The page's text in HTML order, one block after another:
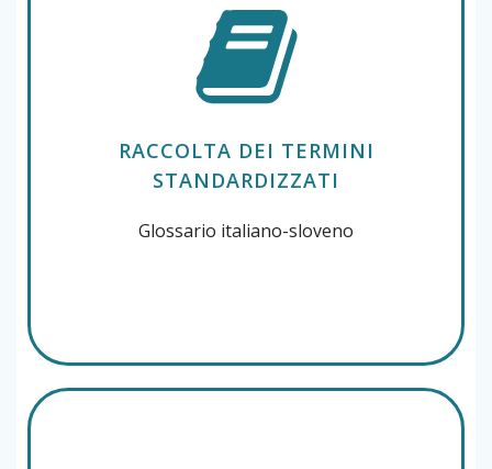
RACCOLTA DEI TERMINI
STANDARDIZZATI
Glossario italiano-sloveno